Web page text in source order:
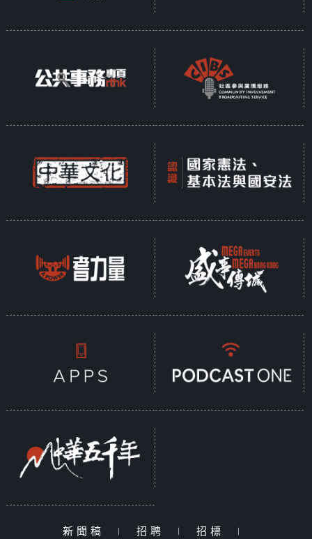
新聞稿 | 招聘 | 招標 |